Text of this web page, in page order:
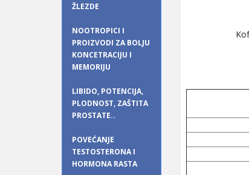
ŽLEZDE
NOOTROPICI I
PROIZVODI ZA BOLJU
KONCETRACIJU I
MEMORIJU
LIBIDO, POTENCIJA,
PLODNOST, ZAŠTITA
PROSTATE..
POVEĆANJE
TESTOSTERONA I
HORMONA RASTA